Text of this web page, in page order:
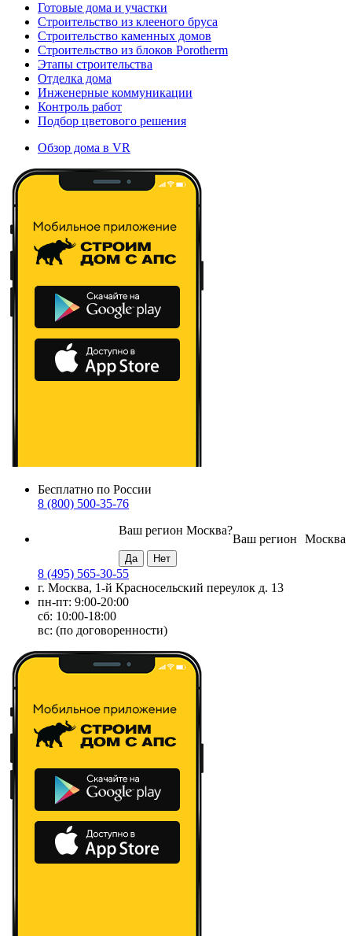
Готовые дома и участки
Строительство из клееного бруса
Строительство каменных домов
Строительство из блоков Porotherm
Этапы строительства
Отделка дома
Инженерные коммуникации
Контроль работ
Подбор цветового решения
Обзор дома в VR
Бесплатно по России
8 (800) 500-35-76
Москва
Ваш регион
Ваш регион Москва?
8 (495) 565-30-55
г. Москва, 1-й Красносельский переулок д. 13
пн-пт: 9:00-20:00
сб: 10:00-18:00
вс: (по договоренности)